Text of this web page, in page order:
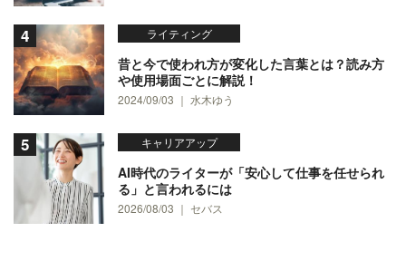
ライティング
昔と今で使われ方が変化した言葉とは？読み方
や使用場面ごとに解説！
2024/09/03 ｜ 水木ゆう
キャリアアップ
AI時代のライターが「安心して仕事を任せられ
る」と言われるには
2026/08/03 ｜ セバス